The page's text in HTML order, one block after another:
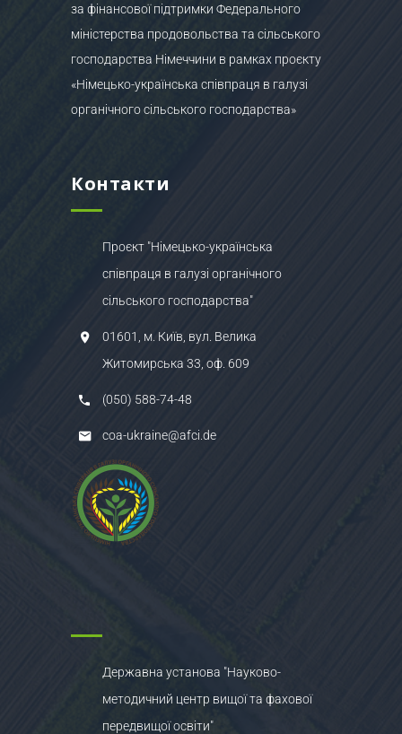
за фінансової підтримки Федерального
міністерства продовольства та сільського
господарства Німеччини в рамках проєкту
«Німецько-українська співпраця в галузі
органічного сільського господарства»
Контакти
Проєкт "Німецько-українська
співпраця в галузі органічного
сільського господарства"
01601, м. Київ, вул. Велика
Житомирська 33, оф. 609
(050) 588-74-48
coa-ukraine@afci.de
Державна установа "Науково-
методичний центр вищої та фахової
передвищої освіти"